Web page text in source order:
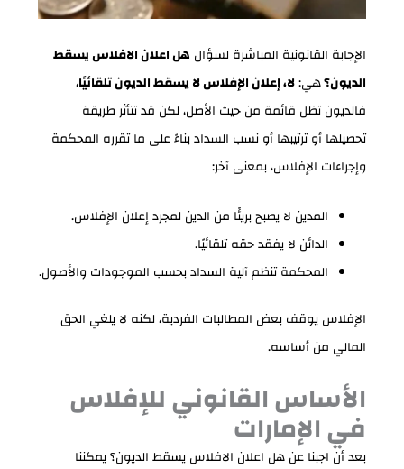
الإجابة القانونية المباشرة لسؤال هل اعلان الافلاس يسقط
الديون؟هي:لا، إعلان الإفلاس لا يسقط الديون تلقائيًا،
فالديون تظل قائمة من حيث الأصل، لكن قد تتأثر طريقة
تحصيلها أو ترتيبها أو نسب السداد بناءً على ما تقرره المحكمة
وإجراءات الإفلاس، بمعنى آخر:
المدين لا يصبح بريئًا من الدين لمجرد إعلان الإفلاس.
الدائن لا يفقد حقه تلقائيًا.
المحكمة تنظم آلية السداد بحسب الموجودات والأصول.
الإفلاس يوقف بعض المطالبات الفردية، لكنه لا يلغي الحق
المالي من أساسه.
الأساس القانوني للإفلاس
في الإمارات
بعد أن اجبنا عن هل اعلان الافلاس يسقط الديون؟ يمكننا